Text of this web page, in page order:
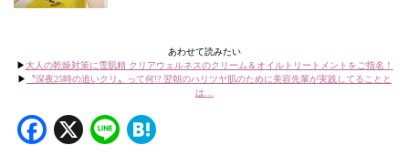
あわせて読みたい
▶︎ 大人の乾燥対策に雪肌精 クリアウェルネスのクリーム＆オイルトリートメントをご指名！
▶︎
〝深夜25時の追いクリ〟って何!? 翌朝のハリツヤ肌のために美容先輩が実践してることと
は…
Facebook
X Line